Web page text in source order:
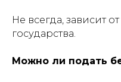
Не всегда, зависит
государства.
Можно ли подать